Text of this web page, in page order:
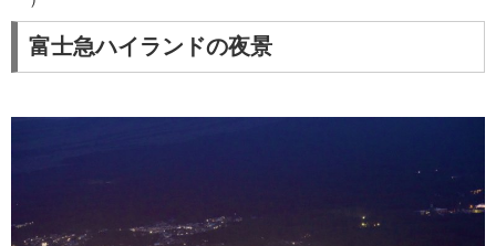
富士急ハイランドの夜景